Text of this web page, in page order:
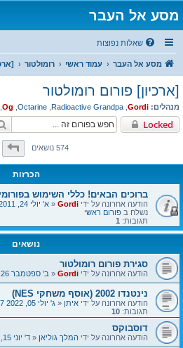
מסע אל העבר
שאלות נפוצות
מסע אל העבר עמוד ראשי רומולטור
[ארכיון] פורום רומולטור
מנהלים: Gordi
,
Radioactive Grandpa
,
Octarine
,
Og
,
Locked
574 נושאיםדף1מתוך39
הכרזות
ברוכים הבאים! כללי השימוש
הודעה אחרונה על ידי Gordi
«א' יולי 24, 2011 8:04 pm
נשלח בפורום ראשי
תגובות: 1
נושאים
סגירת פורום רומולטור
הודעה אחרונה על ידי Gordi
«ב' ספטמבר 26, 2022 2:54 pm
נינטנדו 2002 (אוסף משחקי NES)
הודעה אחרונה על ידי איתן«ג' יולי 05, 2022 10:47 am
תגובות: 10
דוסבוקס
הודעה אחרונה על ידי המלך גוליאן«ד' יוני 15, 2022 7:43 pm